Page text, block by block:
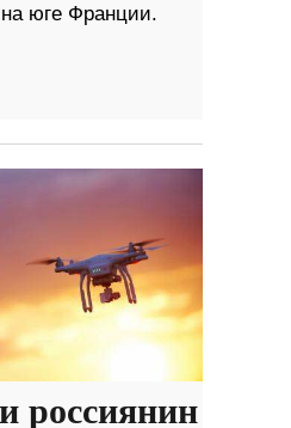
юге Франции.
россиянин